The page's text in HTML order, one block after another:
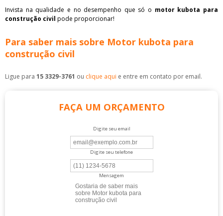
Invista na qualidade e no desempenho que só o motor kubota para
construção civil pode proporcionar!
Para saber mais sobre Motor kubota para
construção civil
Ligue para 15 3329-3761 ou clique aqui e entre em contato por email.
FAÇA UM ORÇAMENTO
Digite seu email
Digite seu telefone
Mensagem